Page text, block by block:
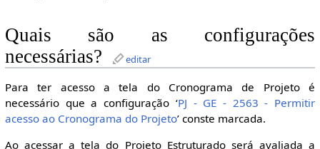
Quais são as configurações
necessárias?
editar
Para ter acesso a tela do Cronograma de Projeto é
necessário que a configuração ‘PJ - GE - 2563 - Permitir
acesso ao Cronograma do Projeto’ conste marcada.
Ao acessar a tela do Projeto Estruturado será avaliada a